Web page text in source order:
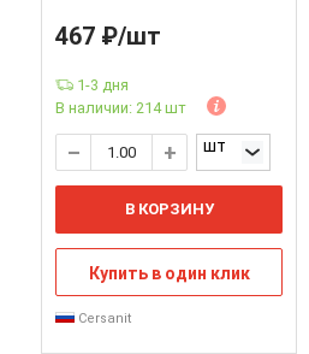
467 ₽/шт
1-3 дня
В наличии: 214 шт
шт
В КОРЗИНУ
Купить в один клик
Cersanit